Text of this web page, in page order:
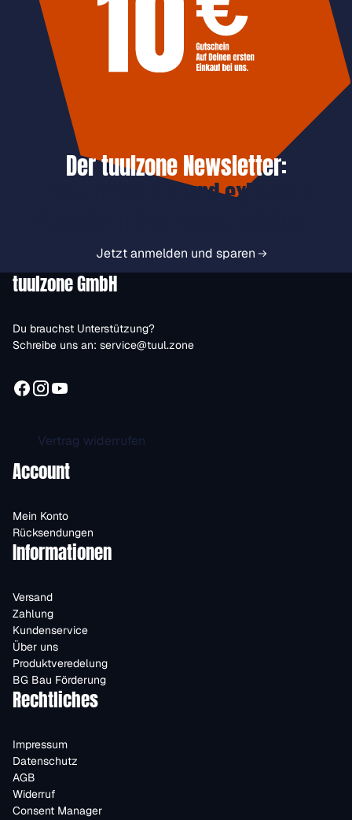
Der tuulzone Newsletter:
Jetzt anmelden und exklusive
Jetzt anmelden und sparen
tuulzone GmbH
Du brauchst Unterstützung?
Schreibe uns an: service@tuul.zone
Vertrag widerrufen
Account
Mein Konto
Rücksendungen
Informationen
Versand
Zahlung
Kundenservice
Über uns
Produktveredelung
BG Bau Förderung
Rechtliches
Impressum
Datenschutz
AGB
Widerruf
Consent Manager